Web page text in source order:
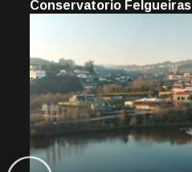
Conservatorio Felgueiras